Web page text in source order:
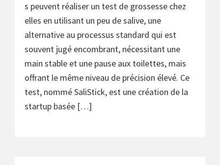
s peuvent réaliser un test de grossesse chez
elles en utilisant un peu de salive, une
alternative au processus standard qui est
souvent jugé encombrant, nécessitant une
main stable et une pause aux toilettes, mais
offrant le même niveau de précision élevé. Ce
test, nommé SaliStick, est une création de la
startup basée […]